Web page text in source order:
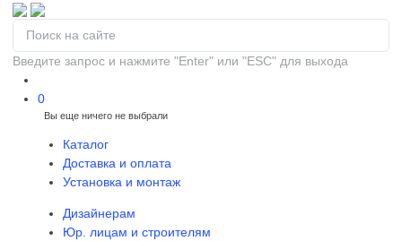
Введите запрос и нажмите "Enter" или "ESC" для выхода
0
Вы еще ничего не выбрали
Каталог
Доставка и оплата
Установка и монтаж
Дизайнерам
Юр. лицам и строителям